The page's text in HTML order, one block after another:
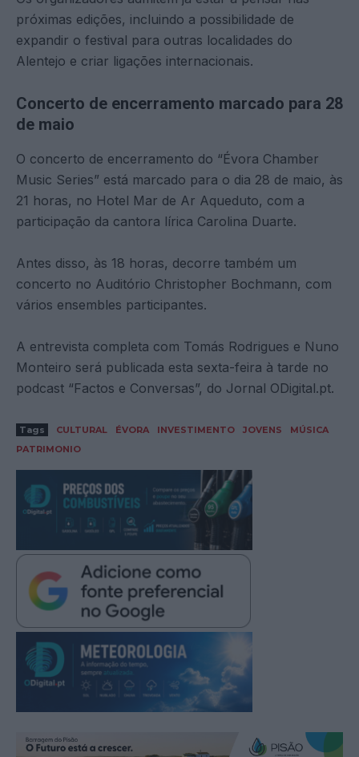
próximas edições, incluindo a possibilidade de
expandir o festival para outras localidades do
Alentejo e criar ligações internacionais.
Concerto de encerramento marcado para 28
de maio
O concerto de encerramento do “Évora Chamber
Music Series” está marcado para o dia 28 de maio, às
21 horas, no Hotel Mar de Ar Aqueduto, com a
participação da cantora lírica Carolina Duarte.
Antes disso, às 18 horas, decorre também um
concerto no Auditório Christopher Bochmann, com
vários ensembles participantes.
A entrevista completa com Tomás Rodrigues e Nuno
Monteiro será publicada esta sexta-feira à tarde no
podcast “Factos e Conversas”, do Jornal ODigital.pt.
Tags CULTURAL ÉVORA INVESTIMENTO JOVENS
MÚSICA
PATRIMONIO